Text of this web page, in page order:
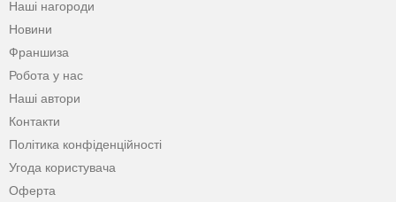
Наші нагороди
Новини
Франшиза
Робота у нас
Наші автори
Контакти
Політика конфіденційності
Угода користувача
Оферта